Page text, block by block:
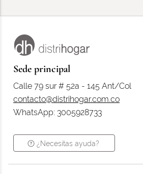
Sede principal
Calle 79 sur # 52a - 145 Ant/Col
contacto@distrihogar.com.co
WhatsApp: 3005928733
¿Necesitas ayuda?